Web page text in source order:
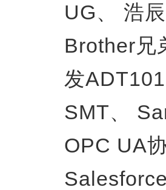
UG、
浩
Brother兄
发
SMT、
OPC UA